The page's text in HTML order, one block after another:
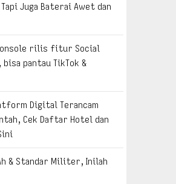
Juga Baterai Awet dan
rilis fitur Social
pantau TikTok &
Digital Terancam
Cek Daftar Hotel dan
& Standar Militer, Inilah